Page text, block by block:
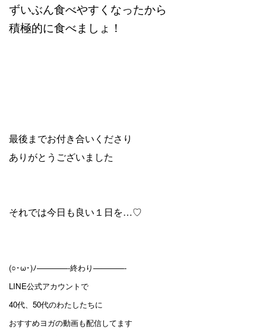
ずいぶん食べやすくなったから
積極的に食べましょ！
最後までお付き合いくださり
ありがとうございました
それでは今日も良い１日を…♡
(○･ω･)ﾉ————-終わり————-
LINE公式アカウントで
40代、50代のわたしたちに
おすすめヨガの動画も配信してます